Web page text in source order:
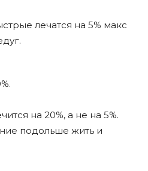
лечатся на 5% макс
на 20%, а не на 5%.
подольше жить и